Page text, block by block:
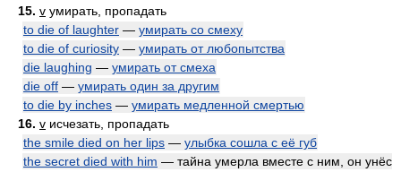
15. v умирать, пропадать
to die of laughter — умирать со смеху
to die of curiosity — умирать от любопытства
die laughing — умирать от смеха
die off — умирать один за другим
to die by inches — умирать медленной смертью
16. v исчезать, пропадать
the smile died on her lips — улыбка сошла с её губ
the secret died with him — тайна умерла вместе с ним, он унёс